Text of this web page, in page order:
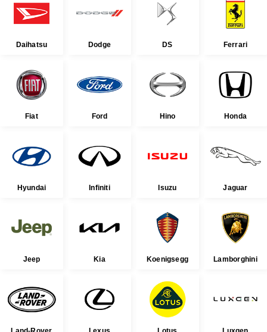
Daihatsu Dodge DS Ferrari
Fiat Ford Hino Honda
Hyundai Infiniti Isuzu Jaguar
Jeep Kia Koenigsegg Lamborghini